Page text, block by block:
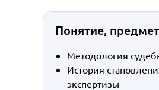
Понятие,
Методология
История
экспертизы